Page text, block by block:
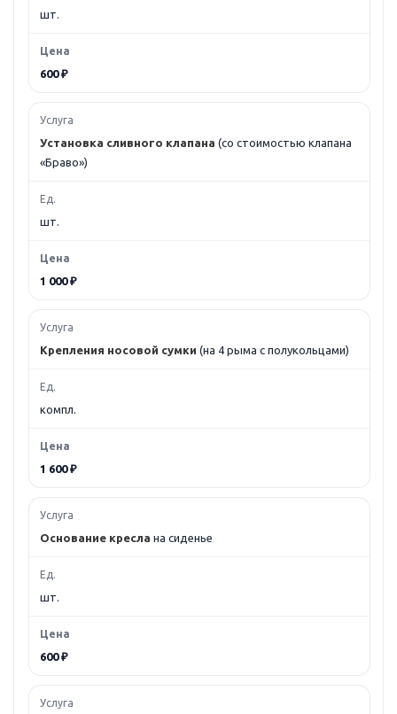
шт.
600 ₽
Установка сливного клапана (со стоимостью клапана
«Браво»)
шт.
1 000 ₽
Крепления носовой сумки (на 4 рыма с полукольцами)
компл.
1 600 ₽
Основание кресла на сиденье
шт.
600 ₽